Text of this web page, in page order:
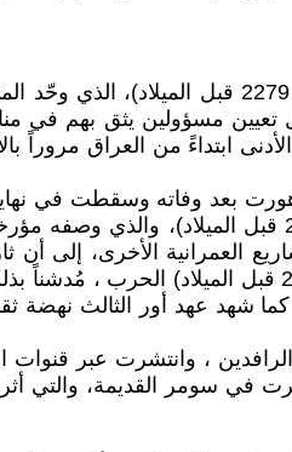
كانت كل مدينة من مدن بلاد الرافدين كياناً سياسياً وعسكرياً مستقلاً حتى ظهور
تعيين مسؤولين يثق بهم في
الشرق الأدنى ابتداءً من العراق
ـ سين حفيد الملك سرگون (عام 2254-2218 قبل الميلاد)، لكنها
حوالي عام 2154 قبل الميلاد. كما أدى سقوط دولة أكد إلى بداية العهد الگوتي في
العمرانية الأخرى، إلى
هيگال (عام 2119-2112 قبل الميلاد) وأعاد هيبة الدولة . وبعد وفاة أوتوـ هيگال، واصل
الأعمال العدائية بانتصار ابنه شولگي ملك أور (عام 2094 ـ 2046
، وانتشرت عبر
نوح كريمر، في كتابه الشهير " التاريخ يبدأ من سومر" ، قائمة تضم